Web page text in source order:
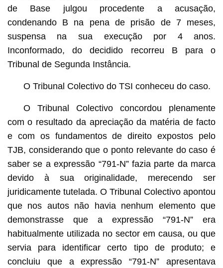
de Base julgou procedente a acusação,
condenando B na pena de prisão de 7 meses,
suspensa na sua execução por 4 anos.
Inconformado, do decidido recorreu B para o
Tribunal de Segunda Instância.
O Tribunal Colectivo do TSI conheceu do caso.
O Tribunal Colectivo concordou plenamente
com o resultado da apreciação da matéria de facto
e com os fundamentos de direito expostos pelo
TJB, considerando que o ponto relevante do caso é
saber se a expressão “791-N” fazia parte da marca
devido à sua originalidade, merecendo ser
juridicamente tutelada. O Tribunal Colectivo apontou
que nos autos não havia nenhum elemento que
demonstrasse que a expressão “791-N” era
habitualmente utilizada no sector em causa, ou que
servia para identificar certo tipo de produto; e
concluiu que a expressão “791-N” apresentava